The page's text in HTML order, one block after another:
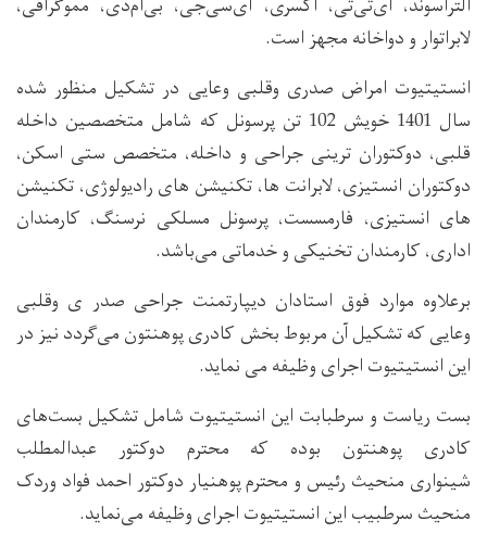
لابراتوار و دواخانه مجهز است.
انستیتیوت امراض صدری وقلبی وعایی در تشکیل منظور شده
سال 1401 خویش 102 تن پرسونل که شامل متخصصین داخله
قلبی، دوکتوران ترینی جراحی و داخله، متخصص ستی اسکن،
دوکتوران انستیزی، لابرانت ها، تکنیشن های رادیولوژی، تکنیشن
های انستیزی، فارمسست، پرسونل مسلکی نرسنگ، کارمندان
اداری، کارمندان تخنیکی و خدماتی می‌باشد.
برعلاوه موارد فوق استادان دیپارتمنت جراحی صدر ی وقلبی
وعایی که تشکیل آن مربوط بخش کادری پوهنتون می‌گردد نیز در
این انستیتیوت اجرای وظیفه می نماید.
بست ریاست و سرطبابت این انستیتیوت شامل تشکیل بست‌های
کادری پوهنتون بوده که محترم دوکتور عبدالمطلب
شینواری منحیث رئیس و محترم پوهنیار دوکتور احمد فواد وردک
منحیث سرطبیب این انستیتیوت اجرای وظیفه می‌نماید.